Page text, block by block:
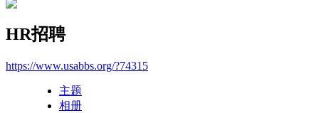
HR招聘
https://www.usabbs.org/?74315
主题
相册